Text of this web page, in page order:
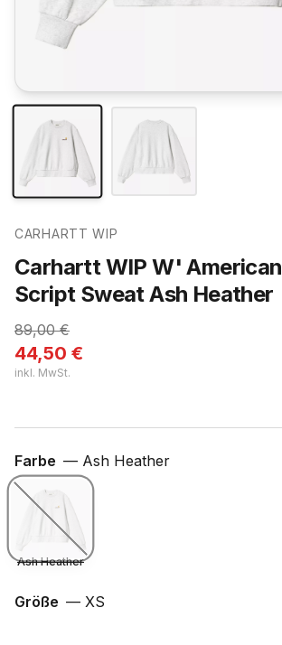
CARHARTT WIP
Carhartt WIP W' American
Script Sweat Ash Heather
89,00€
44,50 €
inkl. MwSt.
Farbe — Ash Heather
Ash Heather
Größe — XS